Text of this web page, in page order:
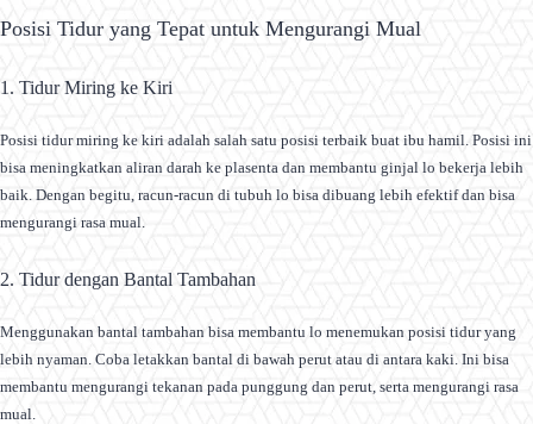
Posisi Tidur yang Tepat untuk Mengurangi Mual
1. Tidur Miring ke Kiri
Posisi tidur miring ke kiri adalah salah satu posisi terbaik buat ibu hamil. Posisi ini
bisa meningkatkan aliran darah ke plasenta dan membantu ginjal lo bekerja lebih
baik. Dengan begitu, racun-racun di tubuh lo bisa dibuang lebih efektif dan bisa
mengurangi rasa mual.
2. Tidur dengan Bantal Tambahan
Menggunakan bantal tambahan bisa membantu lo menemukan posisi tidur yang
lebih nyaman. Coba letakkan bantal di bawah perut atau di antara kaki. Ini bisa
membantu mengurangi tekanan pada punggung dan perut, serta mengurangi rasa
mual.